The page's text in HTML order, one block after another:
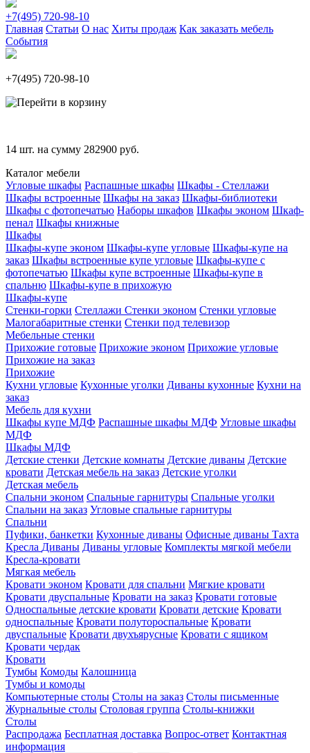
+7(495) 720-98-10
Главная Статьи О нас Хиты продаж Как заказать мебель
События
+7(495) 720-98-10
14 шт. на сумму 282900 руб.
Каталог мебели
Угловые шкафы Распашные шкафы Шкафы - Стеллажи
Шкафы встроенные Шкафы на заказ Шкафы-библиотеки
Шкафы с фотопечатью Наборы шкафов Шкафы эконом Шкаф-
пенал Шкафы книжные
Шкафы
Шкафы-купе эконом Шкафы-купе угловые Шкафы-купе на
заказ Шкафы встроенные купе угловые Шкафы-купе с
фотопечатью Шкафы купе встроенные Шкафы-купе в
спальню Шкафы-купе в прихожую
Шкафы-купе
Стенки-горки Стеллажи Стенки эконом Стенки угловые
Малогабаритные стенки Стенки под телевизор
Мебельные стенки
Прихожие готовые Прихожие эконом Прихожие угловые
Прихожие на заказ
Прихожие
Кухни угловые Кухонные уголки Диваны кухонные Кухни на
заказ
Мебель для кухни
Шкафы купе МДФ Распашные шкафы МДФ Угловые шкафы
МДФ
Шкафы МДФ
Детские стенки Детские комнаты Детские диваны Детские
кровати Детская мебель на заказ Детские уголки
Детская мебель
Спальни эконом Спальные гарнитуры Спальные уголки
Спальни на заказ Угловые спальные гарнитуры
Спальни
Пуфики, банкетки Кухонные диваны Офисные диваны Тахта
Кресла Диваны Диваны угловые Комплекты мягкой мебели
Кресла-кровати
Мягкая мебель
Кровати эконом Кровати для спальни Мягкие кровати
Кровати двуспальные Кровати на заказ Кровати готовые
Односпальные детские кровати Кровати детские Кровати
односпальные Кровати полутороспальные Кровати
двуспальные Кровати двухъярусные Кровати с ящиком
Кровати чердак
Кровати
Тумбы Комоды Калошница
Тумбы и комоды
Компьютерные столы Столы на заказ Столы письменные
Журнальные столы Столовая группа Столы-книжки
Столы
Распродажа Бесплатная доставка Вопрос-ответ Контактная
информация